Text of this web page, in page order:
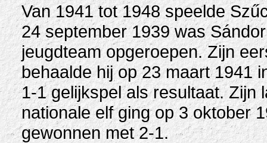
Van 1941 tot 1948 speelde
24 september 1939 was
jeugdteam opgeroepen. Zijn
behaalde hij op 23 maart 1941
1-1 gelijkspel als resultaat. Zijn
nationale elf ging op 3 oktober
gewonnen met 2-1.